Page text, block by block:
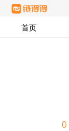
首页
0